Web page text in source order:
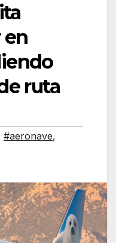
en
ruta
#aeronave,